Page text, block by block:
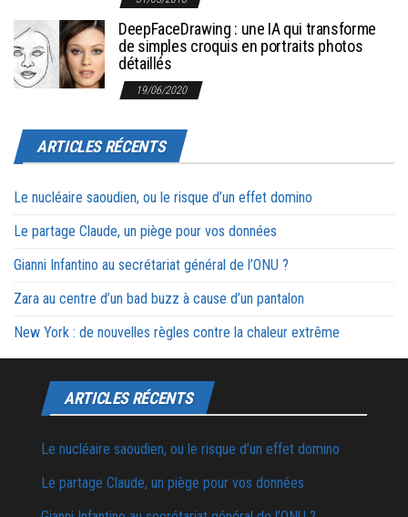
DeepFaceDrawing : une IA qui transforme
de simples croquis en portraits photos
détaillés
19/06/2020
ARTICLES RÉCENTS
Le nucléaire saoudien, ou le risque d’un effet domino
Le partage Claude, un piège pour vos données
Gianni Infantino au secrétariat général de l’ONU ?
Zara au centre d’un bad buzz à cause d’un pantalon
New York : de nouvelles règles contre la chaleur extrême
ARTICLES RÉCENTS
Le nucléaire saoudien, ou le risque d’un effet domino
Le partage Claude, un piège pour vos données